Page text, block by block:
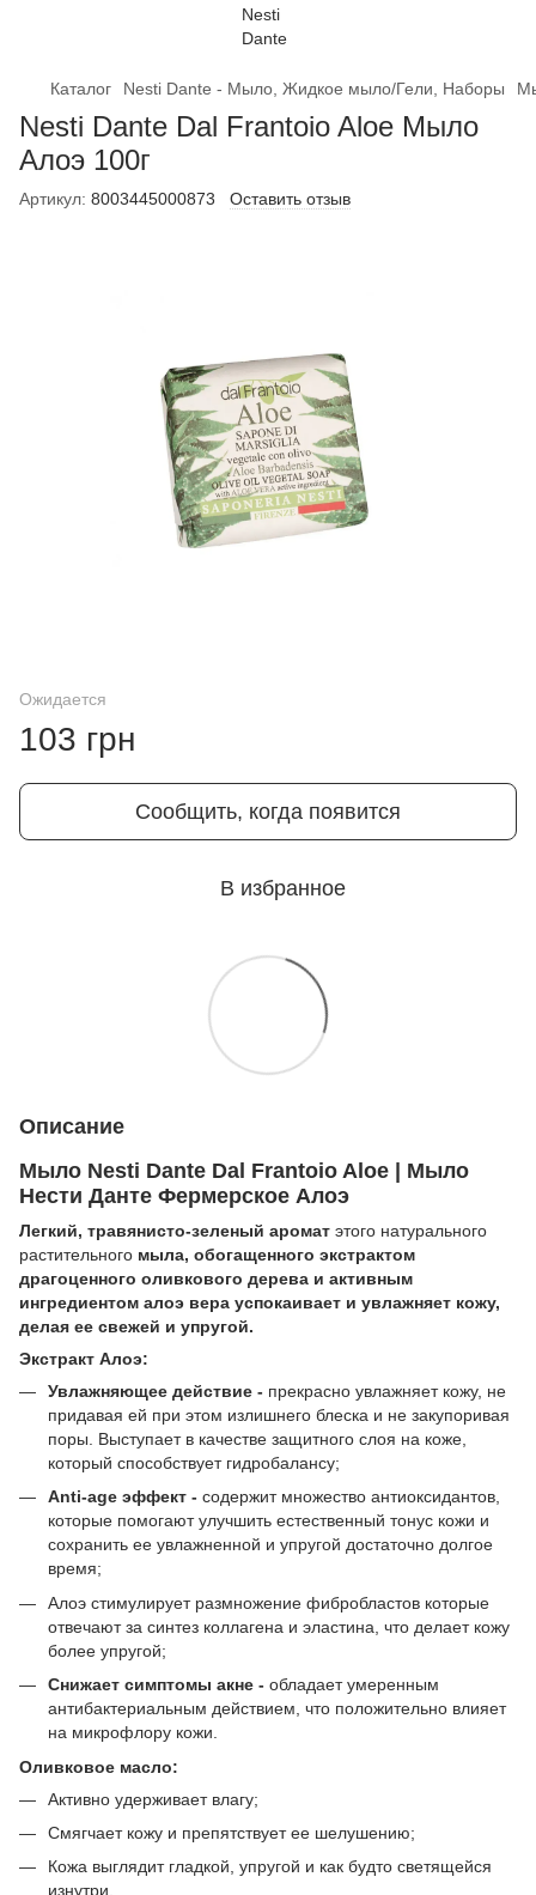
Каталог Nesti Dante - Мыло, Жидкое мыло/Гели, Наборы
Nesti Dante Dal Frantoio Aloe Мыло
Алоэ 100г
Артикул: 8003445000873 Оставить отзыв
Ожидается
103 грн
Сообщить, когда появится
В избранное
Описание
Мыло Nesti Dante Dal Frantoio Aloe | Мыло
Нести Данте Фермерское Алоэ
Легкий, травянисто-зеленый аромат этого натурального
растительного мыла, обогащенного экстрактом
драгоценного оливкового дерева и активным
ингредиентом алоэ вера успокаивает и увлажняет кожу,
делая ее свежей и упругой.
Экстракт Алоэ:
Увлажняющее действие - прекрасно увлажняет кожу, не
придавая ей при этом излишнего блеска и не закупоривая
поры. Выступает в качестве защитного слоя на коже,
который способствует гидробалансу;
Anti-age эффект - содержит множество антиоксидантов,
которые помогают улучшить естественный тонус кожи и
сохранить ее увлажненной и упругой достаточно долгое
время;
Алоэ стимулирует размножение фибробластов которые
отвечают за синтез коллагена и эластина, что делает кожу
более упругой;
Снижает симптомы акне - обладает умеренным
антибактериальным действием, что положительно влияет
на микрофлору кожи.
Оливковое масло:
Активно удерживает влагу;
Смягчает кожу и препятствует ее шелушению;
Кожа выглядит гладкой, упругой и как будто светящейся
изнутри.